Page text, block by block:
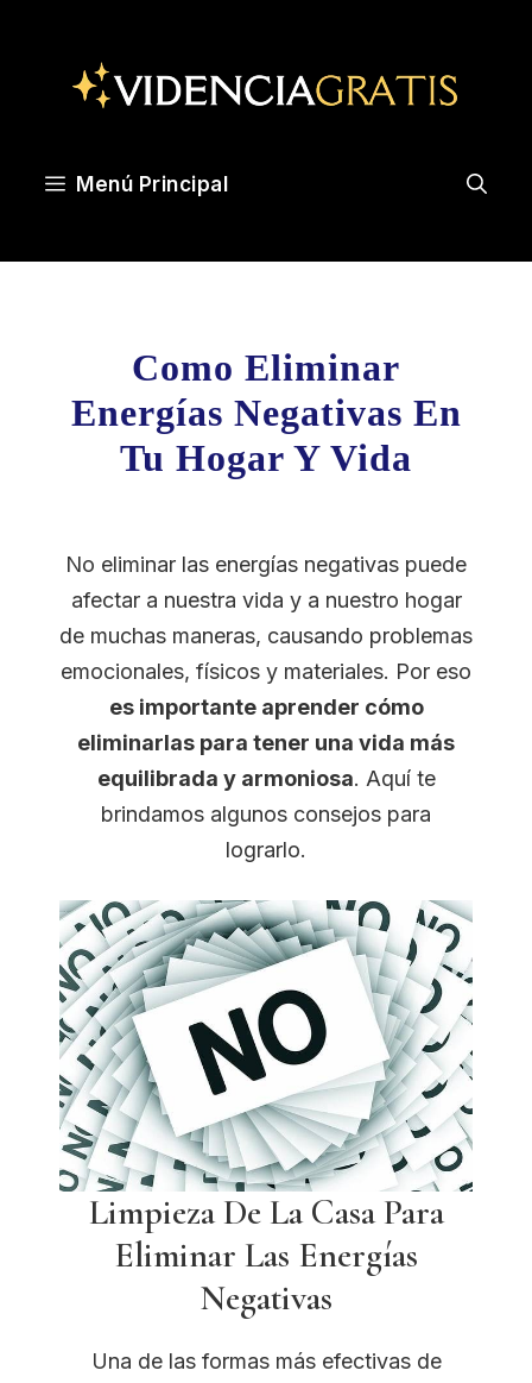
contenido
Menú Principal
Como Eliminar
Energías Negativas En
Tu Hogar Y Vida
No eliminar las energías negativas puede
afectar a nuestra vida y a nuestro hogar
de muchas maneras, causando problemas
emocionales, físicos y materiales. Por eso
es importante aprender cómo
eliminarlas para tener una vida más
equilibrada y armoniosa. Aquí te
brindamos algunos consejos para
lograrlo.
Limpieza De La Casa Para
Eliminar Las Energías
Negativas
Una de las formas más efectivas de